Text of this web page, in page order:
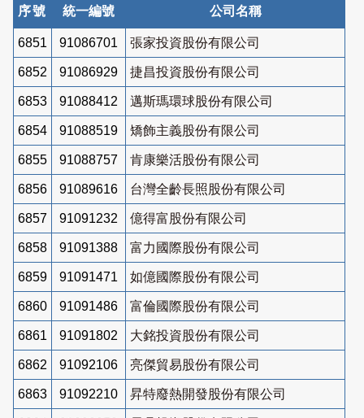
序號 統一編號 公司名稱
6851 91086701 張家投資股份有限公司
6852 91086929 捷昌投資股份有限公司
6853 91088412 邁斯瑪環球股份有限公司
6854 91088519 矯飾主義股份有限公司
6855 91088757 肯康樂活股份有限公司
6856 91089616 台灣全齡長照股份有限公司
6857 91091232 億得富股份有限公司
6858 91091388 富力國際股份有限公司
6859 91091471 如億國際股份有限公司
6860 91091486 富倫國際股份有限公司
6861 91091802 大銘投資股份有限公司
6862 91092106 亮傑貿易股份有限公司
6863 91092210 昇特廢熱開發股份有限公司